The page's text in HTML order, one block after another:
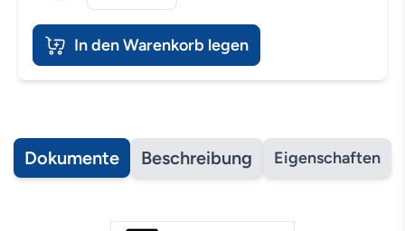
In den Warenkorb legen
Dokumente Beschreibung Eigenschaften